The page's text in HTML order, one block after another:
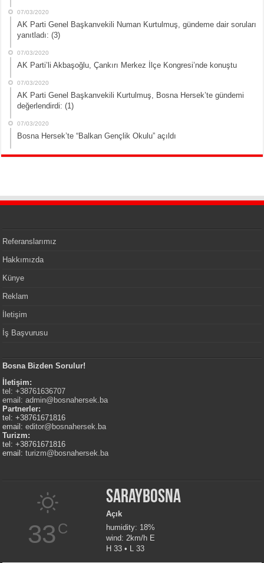
07/03/2020
AK Parti Genel Başkanvekili Numan Kurtulmuş, gündeme dair soruları
yanıtladı: (3)
07/03/2020
AK Parti’li Akbaşoğlu, Çankırı Merkez İlçe Kongresi’nde konuştu
07/03/2020
AK Parti Genel Başkanvekili Kurtulmuş, Bosna Hersek’te gündemi
değerlendirdi: (1)
07/03/2020
Bosna Hersek’te “Balkan Gençlik Okulu” açıldı
Referanslarımız
Hakkımızda
Künye
Reklam
İletişim
İş Başvurusu
Bosna Bizden Sorulur!
İletişim:
tel: +38761636707
email:admin@bosnahersek.ba
Partnerler:
tel: +38761671816
email:editor@bosnahersek.ba
Turizm:
tel: +38761671816
email:turizm@bosnahersek.ba
33C
Saraybosna
Açık
humidity: 18%
wind: 2km/h E
H 33 • L 33